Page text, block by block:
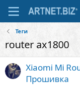
Теги
router ax1800
Xiaomi Mi
Прошивка